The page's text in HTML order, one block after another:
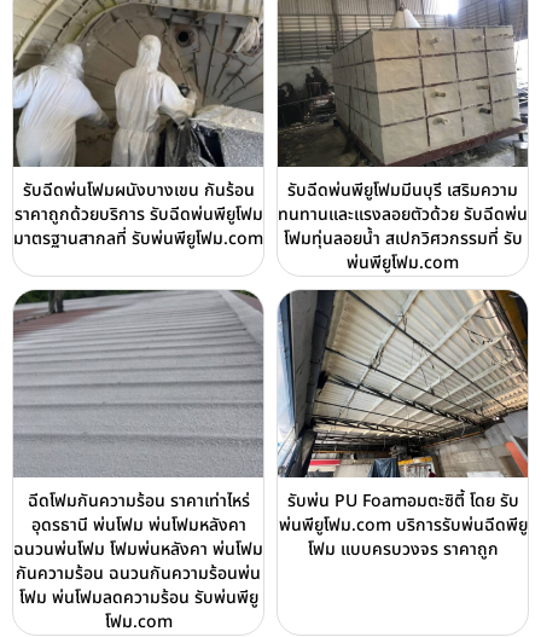
รับฉีดพ่นโฟมผนังบางเขน กันร้อน
ราคาถูกด้วยบริการ รับฉีดพ่นพียูโฟม
มาตรฐานสากลที่ รับพ่นพียูโฟม.com
รับฉีดพ่นพียูโฟมมีนบุรี เสริมความ
ทนทานและแรงลอยตัวด้วย รับฉีดพ่น
โฟมทุ่นลอยน้ำ สเปกวิศวกรรมที่ รับ
พ่นพียูโฟม.com
ฉีดโฟมกันความร้อน ราคาเท่าไหร่
อุดรธานี พ่นโฟม พ่นโฟมหลังคา
ฉนวนพ่นโฟม โฟมพ่นหลังคา พ่นโฟม
กันความร้อน ฉนวนกันความร้อนพ่น
โฟม พ่นโฟมลดความร้อน รับพ่นพียู
โฟม.com
รับพ่น PU Foamอมตะซิตี้ โดย รับ
พ่นพียูโฟม.com บริการรับพ่นฉีดพียู
โฟม แบบครบวงจร ราคาถูก